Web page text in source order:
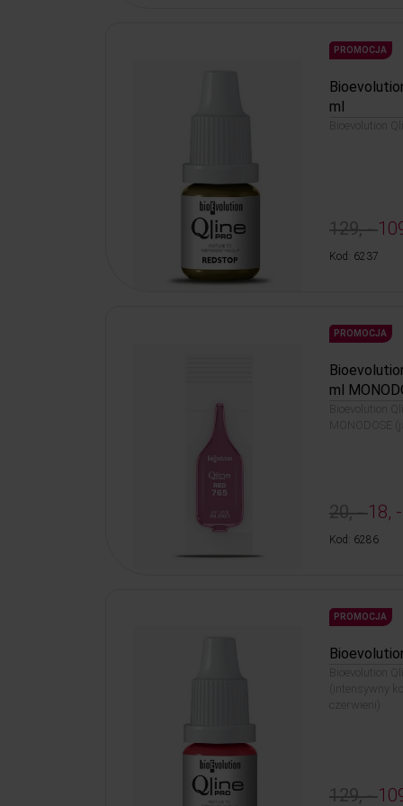
PROMOCJA
ml
Bioevolution
129, -
Kod: 6237
PROMOCJA
ml
Bioevolution
MONODOSE
20, -18,
Kod: 6286
PROMOCJA
Bioevolution
(intensywny
czerwieni)
129, -